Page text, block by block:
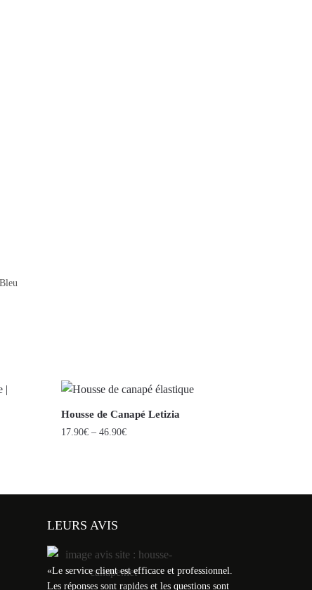
Bleu
Housse de Canapé Letizia
17.90€– 46.90€
LEURS AVIS
«Le service client est efficace et professionnel.
Les réponses sont rapides et les questions sont